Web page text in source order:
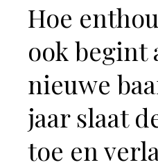
Hoe
ook begint
nieuwe
jaar slaat
toe en